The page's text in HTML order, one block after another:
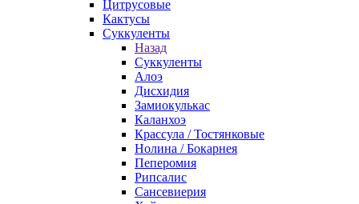
Цитрусовые
Кактусы
Суккуленты
Назад
Суккуленты
Алоэ
Дисхидия
Замиокулькас
Каланхоэ
Крассула / Тостянковые
Нолина / Бокарнея
Пеперомия
Рипсалис
Сансевиерия